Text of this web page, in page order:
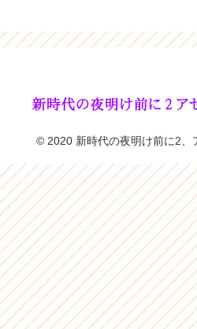
© 2020 新時代の夜明け前に2、